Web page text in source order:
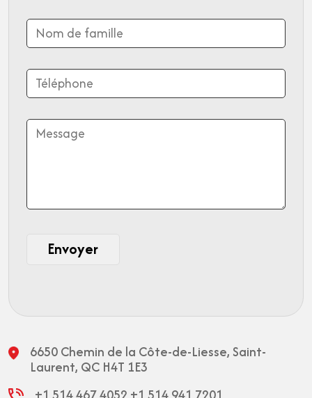
6650 Chemin de la Côte-de-Liesse, Saint-
Laurent, QC H4T 1E3